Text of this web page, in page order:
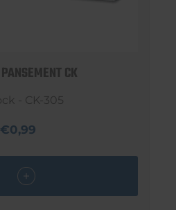
CK
- CK-305
€0,99